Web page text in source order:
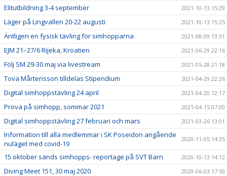
Elitutbildning 3-4 september 2021-10-13 15:29
Läger på Lingvallen 20-22 augusti 2021-10-13 15:25
Äntligen en fysisk tävling för simhopparna 2021-08-09 13:31
EJM 21–27/6 Rijeka, Kroatien 2021-06-29 22:16
Följ SM 29-30 maj via livestream 2021-05-28 21:18
Tova Mårtensson tilldelas Stipendium 2021-04-29 22:26
Digital simhoppstävling 24 april 2021-04-20 12:17
Prova på simhopp, sommar 2021 2021-04-15 07:00
Digital simhoppstävling 27 februari och mars 2021-03-26 13:01
Information till alla medlemmar i SK Poseidon angående
nuläget med covid-19
2020-11-05 14:35
15 oktober sänds simhopps- reportage på SVT Barn 2020-10-13 14:12
Diving Meet 151, 30 maj 2020 2020-06-03 17:50